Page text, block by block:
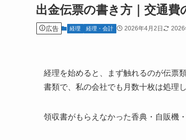
出金伝票の書き方｜交通
広告 経理 経理・会計 2026年4月2日 2026
経理を始めると、まず触れるのが伝票
書類で、私の会社でも月数十枚は処理
領収書がもらえなかった香典・自販機